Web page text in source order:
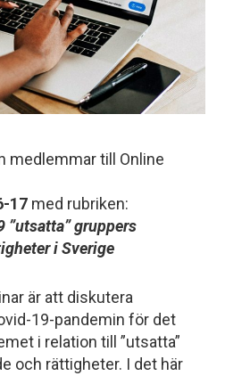
medlemmar till Online
17 med rubriken:
”utsatta” gruppers
i Sverige
är att diskutera
19-pandemin för det
i relation till ”utsatta”
och rättigheter. I det här